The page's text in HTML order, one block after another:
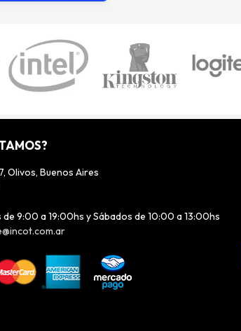
Olivos, Buenos Aires
de 9:00 a 19:00hs y Sábados de 10:00 a 13:00hs